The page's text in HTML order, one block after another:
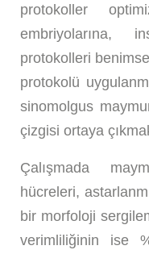
protokoller
embriyolarına,
protokolleri
protokolü
sinomolgus
çizgisi ortaya
Çalışmada
hücreleri,
bir morfoloji
verimliliğinin ise